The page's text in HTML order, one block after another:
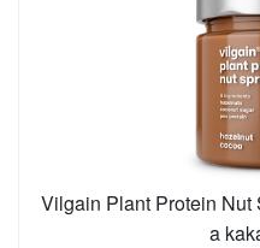
Vilgain Plant Protein Nut
a